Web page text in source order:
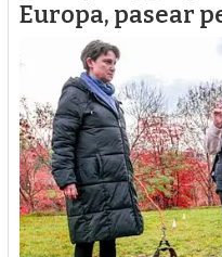
Europa, pasear